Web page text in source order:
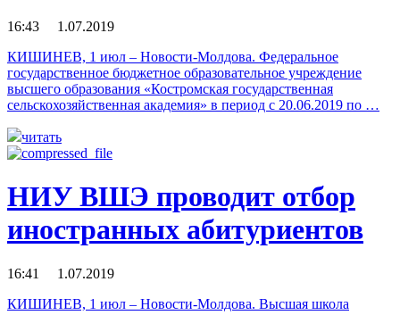
16:43 1.07.2019
КИШИНЕВ, 1 июл – Новости-Молдова. Федеральное
государственное бюджетное образовательное учреждение
высшего образования «Костромская государственная
сельскохозяйственная академия» в период с 20.06.2019 по …
читать
НИУ ВШЭ проводит отбор
иностранных абитуриентов
16:41 1.07.2019
КИШИНЕВ, 1 июл – Новости-Молдова. Высшая школа